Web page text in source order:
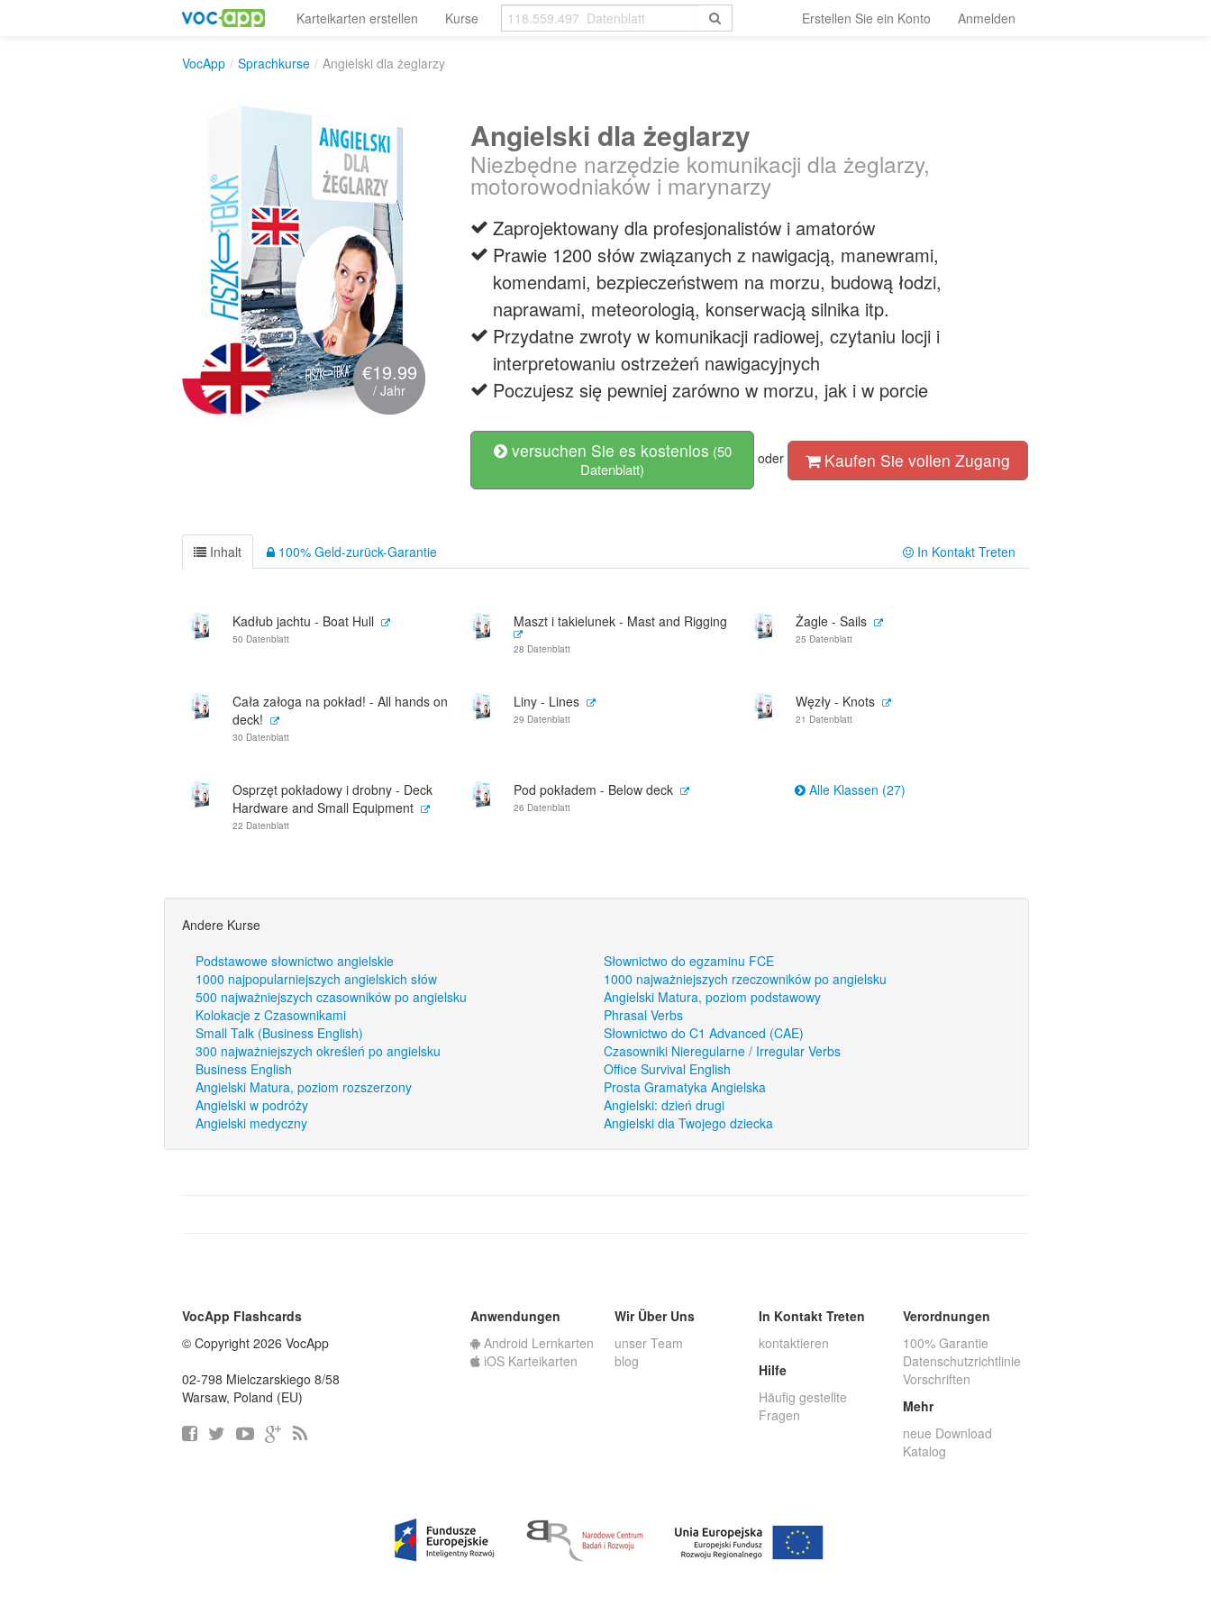
Karteikarten erstellen Kurse Erstellen Sie ein Konto Anmelden
VocApp / Sprachkurse / Angielski dla żeglarzy
€19.99
/ Jahr
Angielski dla żeglarzy
Niezbędne narzędzie komunikacji dla żeglarzy,
motorowodniaków i marynarzy
Zaprojektowany dla profesjonalistów i amatorów
Prawie 1200 słów związanych z nawigacją, manewrami,
komendami, bezpieczeństwem na morzu, budową łodzi,
naprawami, meteorologią, konserwacją silnika itp.
Przydatne zwroty w komunikacji radiowej, czytaniu locji i
interpretowaniu ostrzeżeń nawigacyjnych
Poczujesz się pewniej zarówno w morzu, jak i w porcie
versuchen Sie es kostenlos (50
Datenblatt)
oder Kaufen Sie vollen Zugang
Inhalt 100% Geld-zurück-Garantie In Kontakt Treten
Kadłub jachtu - Boat Hull
50 Datenblatt
Maszt i takielunek - Mast and Rigging
28 Datenblatt
Żagle - Sails
25 Datenblatt
Cała załoga na pokład! - All hands on
deck!
30 Datenblatt
Liny - Lines
29 Datenblatt
Węzły - Knots
21 Datenblatt
Osprzęt pokładowy i drobny - Deck
Hardware and Small Equipment
22 Datenblatt
Pod pokładem - Below deck
26 Datenblatt
Alle Klassen (27)
Andere Kurse
Podstawowe słownictwo angielskie
Słownictwo do egzaminu FCE
1000 najpopularniejszych angielskich słów
1000 najważniejszych rzeczowników po angielsku
500 najważniejszych czasowników po angielsku
Angielski Matura, poziom podstawowy
Kolokacje z Czasownikami
Phrasal Verbs
Small Talk (Business English)
Słownictwo do C1 Advanced (CAE)
300 najważniejszych określeń po angielsku
Czasowniki Nieregularne / Irregular Verbs
Business English
Office Survival English
Angielski Matura, poziom rozszerzony
Prosta Gramatyka Angielska
Angielski w podróży
Angielski: dzień drugi
Angielski medyczny
Angielski dla Twojego dziecka
VocApp Flashcards
© Copyright 2026 VocApp
02-798 Mielczarskiego 8/58
Warsaw, Poland (EU)
Anwendungen
Android Lernkarten
iOS Karteikarten
Wir Über Uns
unser Team
blog
In Kontakt Treten
kontaktieren
Hilfe
Häufig gestellte
Fragen
Verordnungen
100% Garantie
Datenschutzrichtlinie
Vorschriften
Mehr
neue Download
Katalog